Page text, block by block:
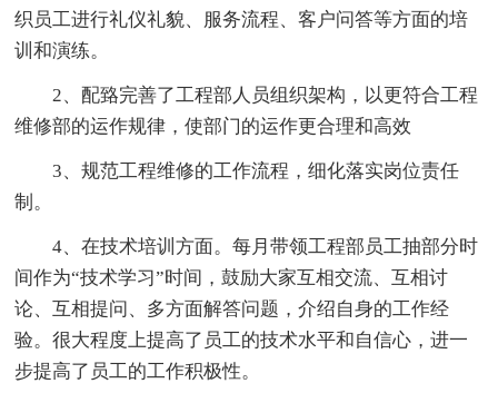
织员工进行礼仪礼貌、服务流程、客户问答等方面的培
训和演练。
2、配臵完善了工程部人员组织架构，以更符合工程
维修部的运作规律，使部门的运作更合理和高效
3、规范工程维修的工作流程，细化落实岗位责任
制。
4、在技术培训方面。每月带领工程部员工抽部分时
间作为“技术学习”时间，鼓励大家互相交流、互相讨
论、互相提问、多方面解答问题，介绍自身的工作经
验。很大程度上提高了员工的技术水平和自信心，进一
步提高了员工的工作积极性。